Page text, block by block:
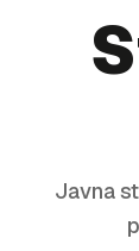
Javna